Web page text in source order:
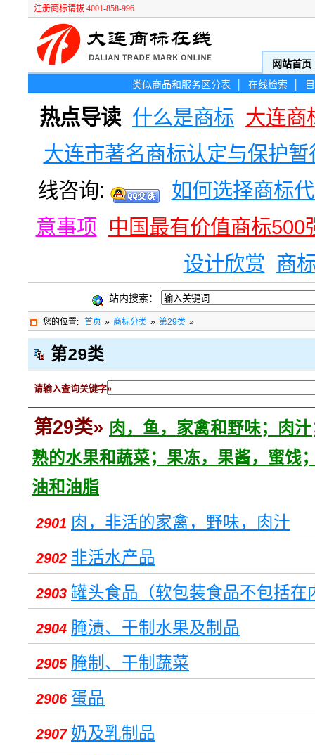
注册商标请拔 4001-858-996
网站首页
类似商品和服务区分表
在线检索
热点导读 什么是商标 大连商
大连市著名商标认定与保护暂
线咨询:
如何选择商标
意事项 中国最有价值商标500
设计欣赏 商
站内搜索：
您的位置: 首页 » 商标分类 » 第29类 »
第29类
请输入查询关键字»
第29类» 肉，鱼，家禽和野味；肉
熟的水果和蔬菜；果冻，果酱，蜜饯
油和油脂
2901 肉，非活的家禽，野味，肉汁
2902 非活水产品
2903 罐头食品（软包装食品不包括在
2904 腌渍、干制水果及制品
2905 腌制、干制蔬菜
2906 蛋品
2907 奶及乳制品